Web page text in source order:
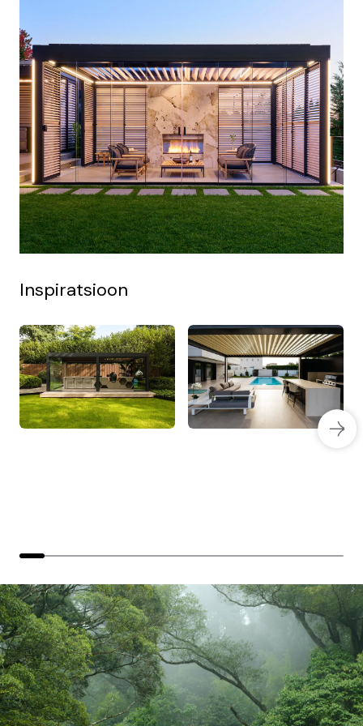
Tugeva päikese korral saab päikeseruloosid
seadistada ruumi temperatuuri madalamal hoidma
Lume korral on võimalik katus seadistada
automaatselt avanema või sulguma
katuselabasse
Fikseeritud laba asukoht katusel vabalt valitav
Inspiratsioon